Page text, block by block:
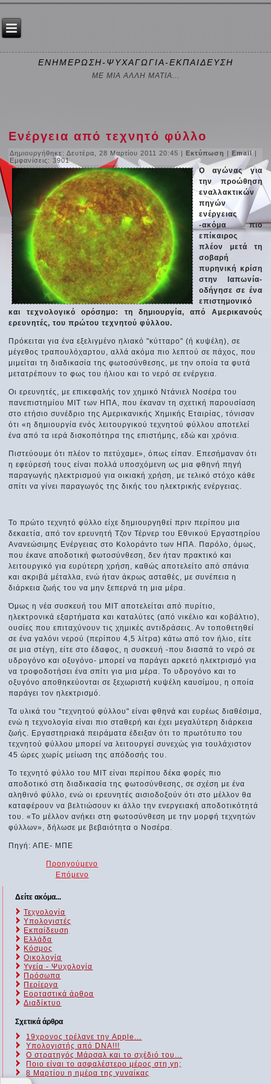
ΕΝΗΜΕΡΩΣΗ-ΨΥΧΑΓΩΓΙΑ-ΕΚΠΑΙΔΕΥΣΗ
ΜΕ ΜΙΑ ΑΛΛΗ ΜΑΤΙΑ...
Ενέργεια από τεχνητό φύλλο
Δημιουργήθηκε: Δευτέρα, 28 Μαρτίου 2011 20:45 |Εκτύπωση |Email |
Εμφανίσεις: 3901
Ο αγώνας για
την προώθηση
εναλλακτικών
πηγών
ενέργειας
-ακόμα πιο
επίκαιρος
πλέον μετά τη
σοβαρή
πυρηνική κρίση
στην Ιαπωνία-
οδήγησε σε ένα
επιστημονικό
και τεχνολογικό ορόσημο: τη δημιουργία, από Αμερικανούς
ερευνητές, του πρώτου τεχνητού φύλλου.
Πρόκειται για ένα εξελιγμένο ηλιακό "κύτταρο" (ή κυψέλη), σε
μέγεθος τραπουλόχαρτου, αλλά ακόμα πιο λεπτού σε πάχος, που
μιμείται τη διαδικασία της φωτοσύνθεσης, με την οποία τα φυτά
μετατρέπουν το φως του ήλιου και το νερό σε ενέργεια.
Οι ερευνητές, με επικεφαλής τον χημικό Ντάνιελ Νοσέρα του
πανεπιστημίου ΜΙΤ των ΗΠΑ, που έκαναν τη σχετική παρουσίαση
στο ετήσιο συνέδριο της Αμερικανικής Χημικής Εταιρίας, τόνισαν
ότι «η δημιουργία ενός λειτουργικού τεχνητού φύλλου αποτελεί
ένα από τα ιερά δισκοπότηρα της επιστήμης, εδώ και χρόνια.
Πιστεύουμε ότι πλέον το πετύχαμε», όπως είπαν. Επεσήμαναν ότι
η εφεύρεσή τους είναι πολλά υποσχόμενη ως μια φθηνή πηγή
παραγωγής ηλεκτρισμού για οικιακή χρήση, με τελικό στόχο κάθε
σπίτι να γίνει παραγωγός της δικής του ηλεκτρικής ενέργειας.
Το πρώτο τεχνητό φύλλο είχε δημιουργηθεί πριν περίπου μια
δεκαετία, από τον ερευνητή Τζον Τέρνερ του Εθνικού Εργαστηρίου
Ανανεώσιμης Ενέργειας στο Κολοράντο των ΗΠΑ. Παρόλο, όμως,
που έκανε αποδοτική φωτοσύνθεση, δεν ήταν πρακτικό και
λειτουργικό για ευρύτερη χρήση, καθώς αποτελείτο από σπάνια
και ακριβά μέταλλα, ενώ ήταν άκρως ασταθές, με συνέπεια η
διάρκεια ζωής του να μην ξεπερνά τη μια μέρα.
Όμως η νέα συσκευή του ΜΙΤ αποτελείται από πυρίτιο,
ηλεκτρονικά εξαρτήματα και καταλύτες (από νικέλιο και κοβάλτιο),
ουσίες που επιταχύνουν τις χημικές αντιδράσεις. Αν τοποθετηθεί
σε ένα γαλόνι νερού (περίπου 4,5 λίτρα) κάτω από τον ήλιο, είτε
σε μια στέγη, είτε στο έδαφος, η συσκευή -που διασπά το νερό σε
υδρογόνο και οξυγόνο- μπορεί να παράγει αρκετό ηλεκτρισμό για
να τροφοδοτήσει ένα σπίτι για μια μέρα. Το υδρογόνο και το
οξυγόνο αποθηκεύονται σε ξεχωριστή κυψέλη καυσίμου, η οποία
παράγει τον ηλεκτρισμό.
Τα υλικά του "τεχνητού φύλλου" είναι φθηνά και ευρέως διαθέσιμα,
ενώ η τεχνολογία είναι πιο σταθερή και έχει μεγαλύτερη διάρκεια
ζωής. Εργαστηριακά πειράματα έδειξαν ότι το πρωτότυπο του
τεχνητού φύλλου μπορεί να λειτουργεί συνεχώς για τουλάχιστον
45 ώρες χωρίς μείωση της απόδοσής του.
Το τεχνητό φύλλο του ΜΙΤ είναι περίπου δέκα φορές πιο
αποδοτικό στη διαδικασία της φωτοσύνθεσης, σε σχέση με ένα
αληθινό φύλλο, ενώ οι ερευνητές αισιοδοξούν ότι στο μέλλον θα
καταφέρουν να βελτιώσουν κι άλλο την ενεργειακή αποδοτικότητά
του. «Το μέλλον ανήκει στη φωτοσύνθεση με την μορφή τεχνητών
φύλλων», δήλωσε με βεβαιότητα ο Νοσέρα.
Πηγή: ΑΠΕ- ΜΠΕ
Προηγούμενο
Επόμενο
Δείτε ακόμα...
Τεχνολογία
Υπολογιστές
Εκπαίδευση
Ελλάδα
Κόσμος
Οικολογία
Υγεία - Ψυχολογία
Πρόσωπα
Περίεργα
Εορταστικά άρθρα
Διαδίκτυο
Σχετικά άρθρα
19χρονος τρέλανε την Apple...
Υπολογιστής από DNA!!!
Ο στρατηγός Μάρσαλ και το σχέδιό του...
Ποιο είναι το ασφαλέστερο μέρος στη γη;
8 Μαρτίου η ημέρα της γυναίκας